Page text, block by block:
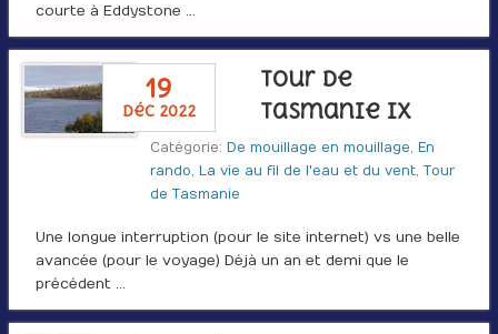
courte à Eddystone …
19
déc 2022
Tour de
Tasmanie IX
Catégorie: De mouillage en mouillage En
rando La vie au fil de l'eau et du vent, Tour
de Tasmanie
Une longue interruption (pour le site internet) vs une belle
avancée (pour le voyage) Déjà un an et demi que le
précédent …